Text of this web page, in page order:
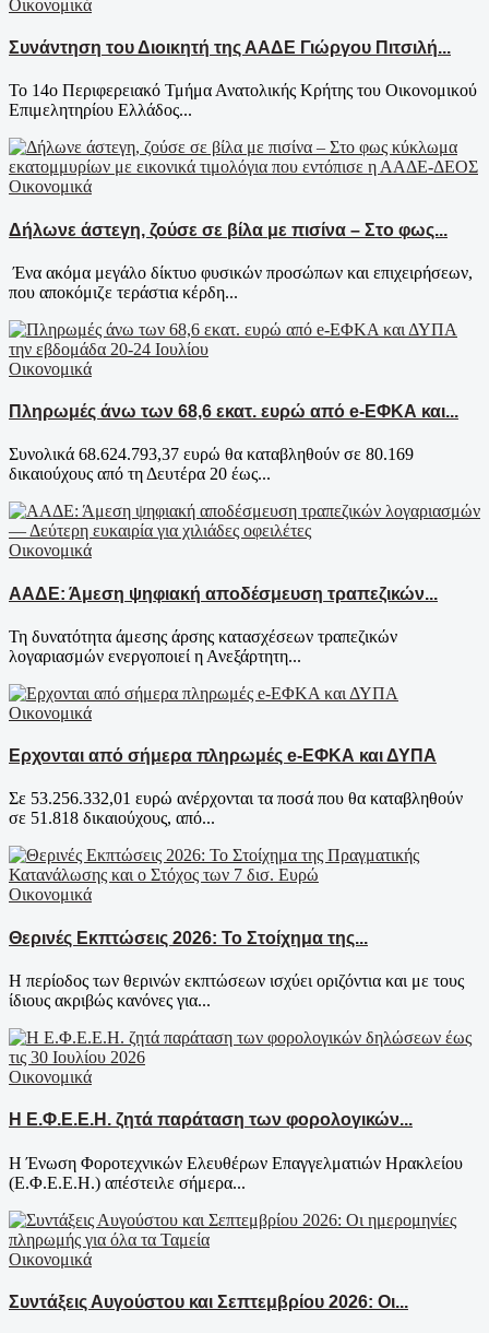
Οικονομικά
Συνάντηση του Διοικητή της ΑΑΔΕ Γιώργου Πιτσιλή...
Το 14ο Περιφερειακό Τμήμα Ανατολικής Κρήτης του Οικονομικού
Επιμελητηρίου Ελλάδος...
Οικονομικά
Δήλωνε άστεγη, ζούσε σε βίλα με πισίνα – Στο φως...
Ένα ακόμα μεγάλο δίκτυο φυσικών προσώπων και επιχειρήσεων,
που αποκόμιζε τεράστια κέρδη...
Οικονομικά
Πληρωμές άνω των 68,6 εκατ. ευρώ από e-ΕΦΚΑ και...
Συνολικά 68.624.793,37 ευρώ θα καταβληθούν σε 80.169
δικαιούχους από τη Δευτέρα 20 έως...
Οικονομικά
ΑΑΔΕ: Άμεση ψηφιακή αποδέσμευση τραπεζικών...
Τη δυνατότητα άμεσης άρσης κατασχέσεων τραπεζικών
λογαριασμών ενεργοποιεί η Ανεξάρτητη...
Οικονομικά
Ερχονται από σήμερα πληρωμές e-ΕΦΚΑ και ΔΥΠΑ
Σε 53.256.332,01 ευρώ ανέρχονται τα ποσά που θα καταβληθούν
σε 51.818 δικαιούχους, από...
Οικονομικά
Θερινές Εκπτώσεις 2026: Το Στοίχημα της...
Η περίοδος των θερινών εκπτώσεων ισχύει οριζόντια και με τους
ίδιους ακριβώς κανόνες για...
Οικονομικά
Η Ε.Φ.Ε.Ε.Η. ζητά παράταση των φορολογικών...
Η Ένωση Φοροτεχνικών Ελευθέρων Επαγγελματιών Ηρακλείου
(Ε.Φ.Ε.Ε.Η.) απέστειλε σήμερα...
Οικονομικά
Συντάξεις Αυγούστου και Σεπτεμβρίου 2026: Οι...